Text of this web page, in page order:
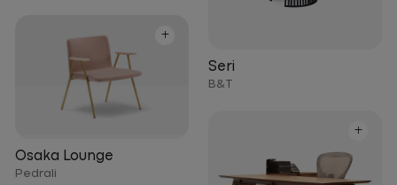
Seri
B&T
+
Osaka Lounge
Pedrali
+